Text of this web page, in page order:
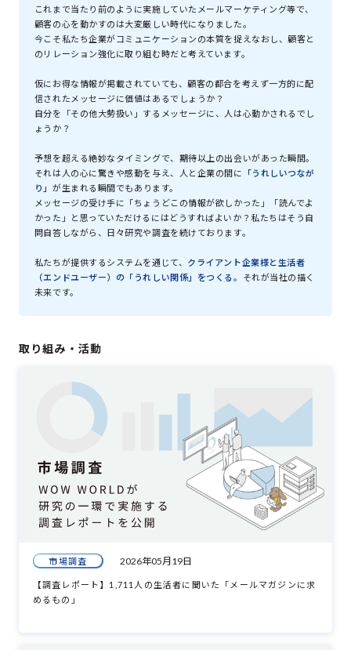
これまで当たり前のように実施していたメールマーケティング等で、
顧客の心を動かすのは大変厳しい時代になりました。
今こそ私たち企業がコミュニケーションの本質を捉えなおし、顧客と
のリレーション強化に取り組む時だと考えています。
仮にお得な情報が掲載されていても、顧客の都合を考えず一方的に配
信されたメッセージに価値はあるでしょうか？
自分を「その他大勢扱い」するメッセージに、人は心動かされるでし
ょうか？
予想を超える絶妙なタイミングで、期待以上の出会いがあった瞬間。
それは人の心に驚きや感動を与え、
人と企業の間に
「うれしいつなが
り」 が生まれる瞬間でもあります。
メッセージの受け手に「ちょうどこの情報が欲しかった」「読んでよ
かった」と思っていただけるにはどうすればよいか？私たちはそう自
問自答しながら、日々研究や調査を続けております。
私たちが提供するシステムを通じて、 クライアント企業様と生活者
（エンドユーザー）の「うれしい関係」をつくる。
それが当社の描く
未来です。
取り組み・活動
市場調査 2026年05月19日
【調査レポート】1,711人の生活者に聞いた「メールマガジンに求
めるもの」